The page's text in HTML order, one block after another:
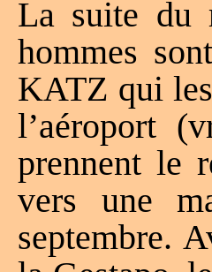
La suite du
hommes
KATZ qui
l’aéroport
prennent le
vers une
septembre.